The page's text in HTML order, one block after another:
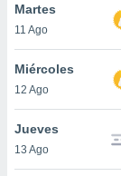
Martes
11 Ago
Miércoles
12 Ago
Jueves
13 Ago